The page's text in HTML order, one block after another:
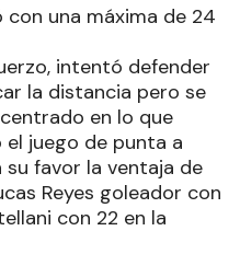
una máxima de 24
intentó defender
la distancia pero se
en lo que
el juego de punta a
favor la ventaja de
Reyes goleador con
con 22 en la